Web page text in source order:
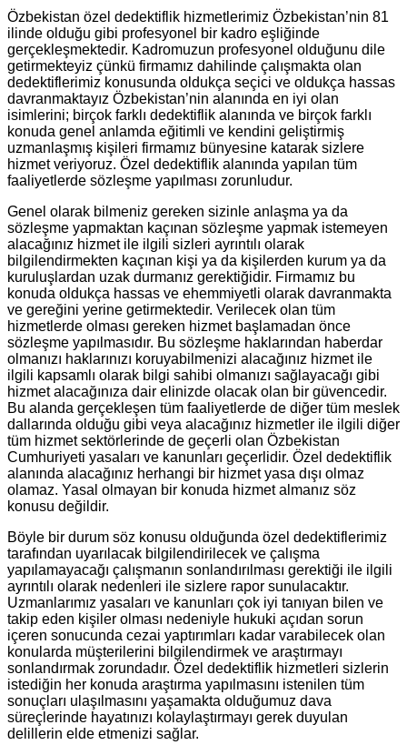
Özbekistan özel dedektiflik hizmetlerimiz Özbekistan’nin 81
ilinde olduğu gibi profesyonel bir kadro eşliğinde
gerçekleşmektedir. Kadromuzun profesyonel olduğunu dile
getirmekteyiz çünkü firmamız dahilinde çalışmakta olan
dedektiflerimiz konusunda oldukça seçici ve oldukça hassas
davranmaktayız Özbekistan’nin alanında en iyi olan
isimlerini; birçok farklı dedektiflik alanında ve birçok farklı
konuda genel anlamda eğitimli ve kendini geliştirmiş
uzmanlaşmış kişileri firmamız bünyesine katarak sizlere
hizmet veriyoruz. Özel dedektiflik alanında yapılan tüm
faaliyetlerde sözleşme yapılması zorunludur.
Genel olarak bilmeniz gereken sizinle anlaşma ya da
sözleşme yapmaktan kaçınan sözleşme yapmak istemeyen
alacağınız hizmet ile ilgili sizleri ayrıntılı olarak
bilgilendirmekten kaçınan kişi ya da kişilerden kurum ya da
kuruluşlardan uzak durmanız gerektiğidir. Firmamız bu
konuda oldukça hassas ve ehemmiyetli olarak davranmakta
ve gereğini yerine getirmektedir. Verilecek olan tüm
hizmetlerde olması gereken hizmet başlamadan önce
sözleşme yapılmasıdır. Bu sözleşme haklarından haberdar
olmanızı haklarınızı koruyabilmenizi alacağınız hizmet ile
ilgili kapsamlı olarak bilgi sahibi olmanızı sağlayacağı gibi
hizmet alacağınıza dair elinizde olacak olan bir güvencedir.
Bu alanda gerçekleşen tüm faaliyetlerde de diğer tüm meslek
dallarında olduğu gibi veya alacağınız hizmetler ile ilgili diğer
tüm hizmet sektörlerinde de geçerli olan Özbekistan
Cumhuriyeti yasaları ve kanunları geçerlidir. Özel dedektiflik
alanında alacağınız herhangi bir hizmet yasa dışı olmaz
olamaz. Yasal olmayan bir konuda hizmet almanız söz
konusu değildir.
Böyle bir durum söz konusu olduğunda özel dedektiflerimiz
tarafından uyarılacak bilgilendirilecek ve çalışma
yapılamayacağı çalışmanın sonlandırılması gerektiği ile ilgili
ayrıntılı olarak nedenleri ile sizlere rapor sunulacaktır.
Uzmanlarımız yasaları ve kanunları çok iyi tanıyan bilen ve
takip eden kişiler olması nedeniyle hukuki açıdan sorun
içeren sonucunda cezai yaptırımları kadar varabilecek olan
konularda müşterilerini bilgilendirmek ve araştırmayı
sonlandırmak zorundadır. Özel dedektiflik hizmetleri sizlerin
istediğin her konuda araştırma yapılmasını istenilen tüm
sonuçları ulaşılmasını yaşamakta olduğumuz dava
süreçlerinde hayatınızı kolaylaştırmayı gerek duyulan
delillerin elde etmenizi sağlar.